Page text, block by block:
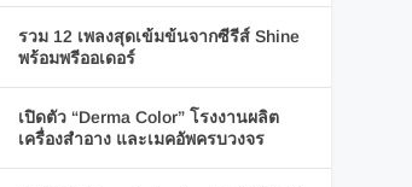
รวม 12 เพลงสุดเข้มข้นจากซีรีส์ Shine
พร้อมพรีออเดอร์
เปิดตัว “Derma Color” โรงงานผลิต
เครื่องสำอาง และเมคอัพครบวงจร